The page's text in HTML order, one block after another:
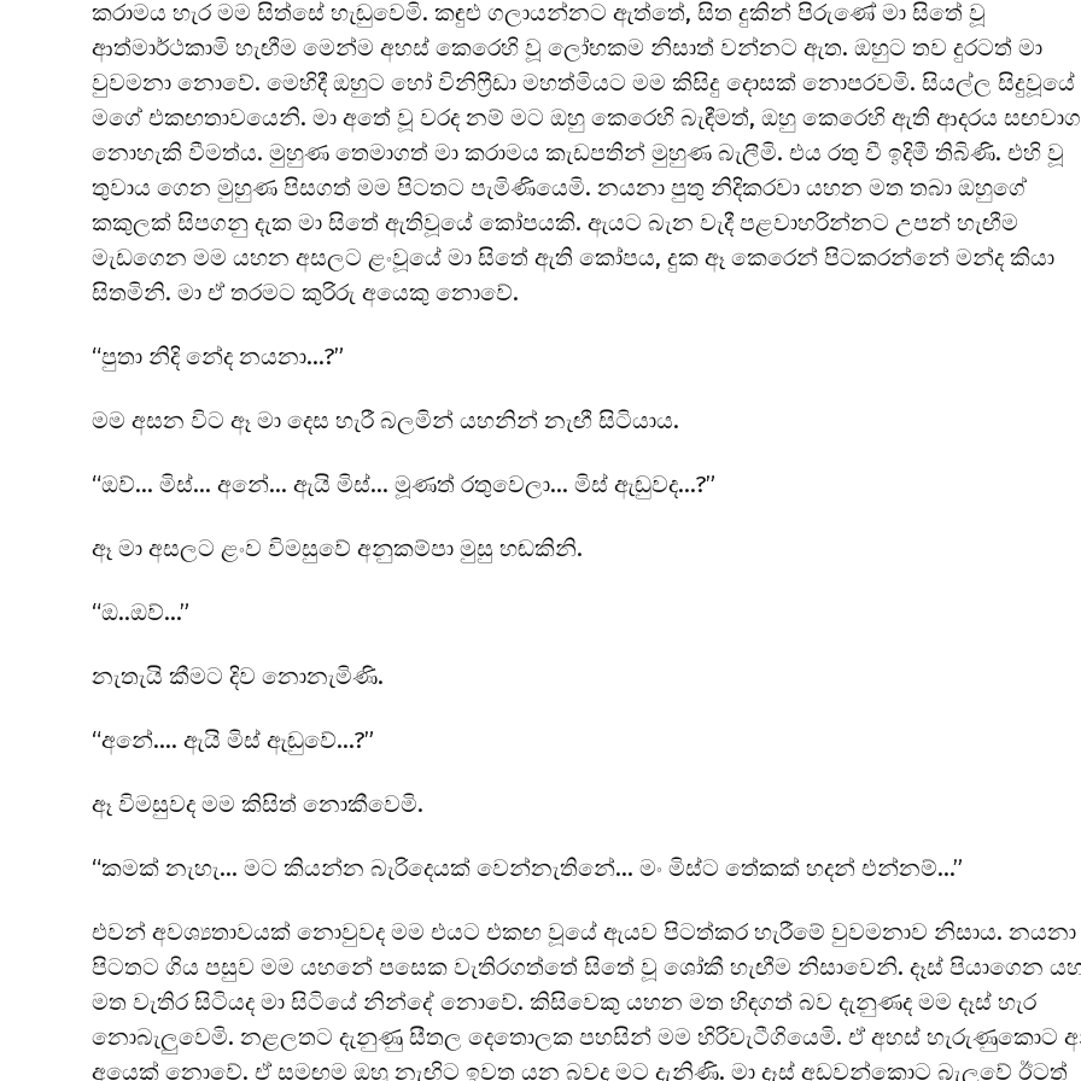
කරාමය හැර මම සිත්සේ හැඬුවෙමි. කඳුළු ගලායන්නට ඇත්තේ, සිත දුකින් පිරුණේ මා සිතේ වූ
ආත්මාර්ථකාමි හැඟීම මෙන්ම අහස් කෙරෙහි වූ ලෝභකම නිසාත් වන්නට ඇත. ඔහුට තව දුරටත් මා
වුවමනා නොවේ. මෙහිදී ඔහුට හෝ විනිෆ්‍රීඩා මහත්මියට මම කිසිදු දොසක් නොපරවමි. සියල්ල සිදුවූයේ
මගේ එකඟතාවයෙනි. මා අතේ වූ වරද නම් මට ඔහු කෙරෙහි බැඳීමත්, ඔහු කෙරෙහි ඇති ආදරය
නොහැකි වීමත්ය. මුහුණ තෙමාගත් මා කරාමය කැඩපතින් මුහුණ බැලීමි. එය රතු වී ඉදිමී තිබිණි. එහි වූ
තුවාය ගෙන මුහුණ පිසගත් මම පිටතට පැමිණියෙමි. නයනා පුතු නිදිකරවා යහන මත තබා ඔහුගේ
කකුලක් සිපගනු දැක මා සිතේ ඇතිවූයේ කෝපයකි. ඇයට බැන වැදී පළවාහරින්නට උපන් හැඟීම
මැඩගෙන මම යහන අසලට ළංවූයේ මා සිතේ ඇති කෝපය, දුක ඈ කෙරෙන් පිටකරන්නේ මන්ද කියා
සිතමිනි. මා ඒ තරමට කුරිරු අයෙකු නොවේ.
“පුතා නිදි නේද නයනා…?”
මම අසන විට ඈ මා දෙස හැරී බලමින් යහනින් නැඟී සිටියාය.
“ඔව්… මිස්… අනේ… ඇයි මිස්… මූණත් රතුවෙලා… මිස් ඇඬුවද…?”
ඈ මා අසලට ළංව විමසුවේ අනුකම්පා මුසු හඬකිනි.
“ඔ..ඔව්…”
නැතැයි කීමට දිව නොනැමිණි.
“අනේ…. ඇයි මිස් ඇඬුවේ…?”
ඈ විමසුවද මම කිසිත් නොකීවෙමි.
“කමක් නැහැ… මට කියන්න බැරිදෙයක් වෙන්නැතිනේ… මං මිස්ට තේකක් හදන් එන්නම්…”
එවන් අවශ්‍යතාවයක් නොවුවද මම එයට එකඟ වූයේ ඇයව පිටත්කර හැරීමේ වුවමනාව නිසාය. නයනා
පිටතට ගිය පසුව මම යහනේ පසෙක වැතිරගත්තේ සිතේ වූ ශෝකී හැඟීම නිසාවෙනි. දෑස් පියාගෙන
මත වැතිර සිටියද මා සිටියේ නින්දේ නොවේ. කිසිවෙකු යහන මත හිඳගත් බව දැනුණද මම දෑස් හැර
නොබැලුවෙමි. නළලතට දැනුණු සීතල දෙතොලක පහසින් මම හිරිවැටීගියෙමි. ඒ අහස් හැරුණුකොට
අයෙක් නොවේ. ඒ සමඟම ඔහු නැඟිට ඉවත යන බවද මට දැනිණි. මා දෑස් අඩවන්කොට බැලුවේ ඊටත්